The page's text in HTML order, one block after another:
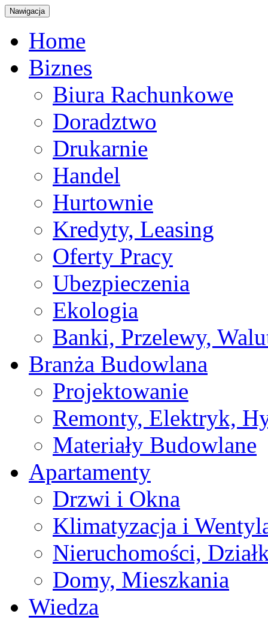
Nawigacja
Home
Biznes
Biura Rachunkowe
Doradztwo
Drukarnie
Handel
Hurtownie
Kredyty, Leasing
Oferty Pracy
Ubezpieczenia
Ekologia
Banki, Przelewy,
Branża Budowlana
Projektowanie
Remonty, Elektryk,
Materiały Budowlane
Apartamenty
Drzwi i Okna
Klimatyzacja i
Nieruchomości,
Domy, Mieszkania
Wiedza